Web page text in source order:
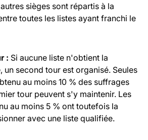
sièges sont répartis à la
toutes les listes ayant franchi le
: Si aucune liste n'obtient la
un second tour est organisé. Seules
au moins 10 % des suffrages
tour peuvent s'y maintenir. Les
au moins 5 % ont toutefois la
avec une liste qualifiée.